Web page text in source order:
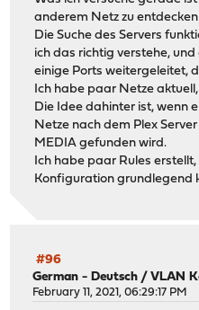
anderem Netz zu
Die Suche des Servers
ich das richtig verstehe,
einige Ports weitergeleitet,
Ich habe paar Netze
Die Idee dahinter ist, wenn
Netze nach dem Plex
MEDIA gefunden wird.
Ich habe paar Rules
Konfiguration grundlegend
#96
German - Deutsch /VLAN
February 11, 2021, 06:29:17 PM